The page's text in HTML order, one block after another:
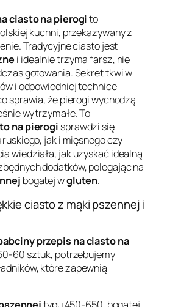
ciasto na pierogito
kuchni, przekazywany z
Tradycyjne ciasto jest
i idealnie trzyma farsz, nie
gotowania. Sekret tkwi w
i odpowiedniej technice
sprawia, że pierogi wychodzą
wytrzymałe. To
na pierogi sprawdzi się
jak i mięsnego czy
wiedziała, jak uzyskać idealną
dodatków, polegając na
bogatej wgluten.
ciasto z mąki pszennej i
przepis na ciasto na
60 sztuk, potrzebujemy
które zapewnią